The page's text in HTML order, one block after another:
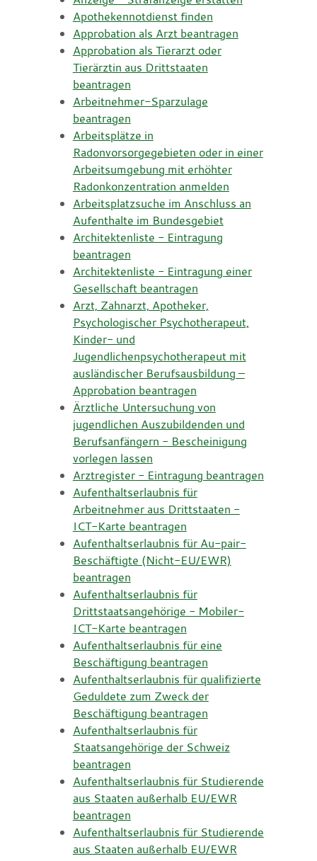
Apothekennotdienst finden
Approbation als Arzt beantragen
Approbation als Tierarzt oder
Tierärztin aus Drittstaaten
beantragen
Arbeitnehmer-Sparzulage
beantragen
Arbeitsplätze in
Radonvorsorgegebieten oder in einer
Arbeitsumgebung mit erhöhter
Radonkonzentration anmelden
Arbeitsplatzsuche im Anschluss an
Aufenthalte im Bundesgebiet
Architektenliste - Eintragung
beantragen
Architektenliste - Eintragung einer
Gesellschaft beantragen
Arzt, Zahnarzt, Apotheker,
Psychologischer Psychotherapeut,
Kinder- und
Jugendlichenpsychotherapeut mit
ausländischer Berufsausbildung –
Approbation beantragen
Ärztliche Untersuchung von
jugendlichen Auszubildenden und
Berufsanfängern - Bescheinigung
vorlegen lassen
Arztregister - Eintragung beantragen
Aufenthaltserlaubnis für
Arbeitnehmer aus Drittstaaten -
ICT-Karte beantragen
Aufenthaltserlaubnis für Au-pair-
Beschäftigte (Nicht-EU/EWR)
beantragen
Aufenthaltserlaubnis für
Drittstaatsangehörige - Mobiler-
ICT-Karte beantragen
Aufenthaltserlaubnis für eine
Beschäftigung beantragen
Aufenthaltserlaubnis für qualifizierte
Geduldete zum Zweck der
Beschäftigung beantragen
Aufenthaltserlaubnis für
Staatsangehörige der Schweiz
beantragen
Aufenthaltserlaubnis für Studierende
aus Staaten außerhalb EU/EWR
beantragen
Aufenthaltserlaubnis für Studierende
aus Staaten außerhalb EU/EWR